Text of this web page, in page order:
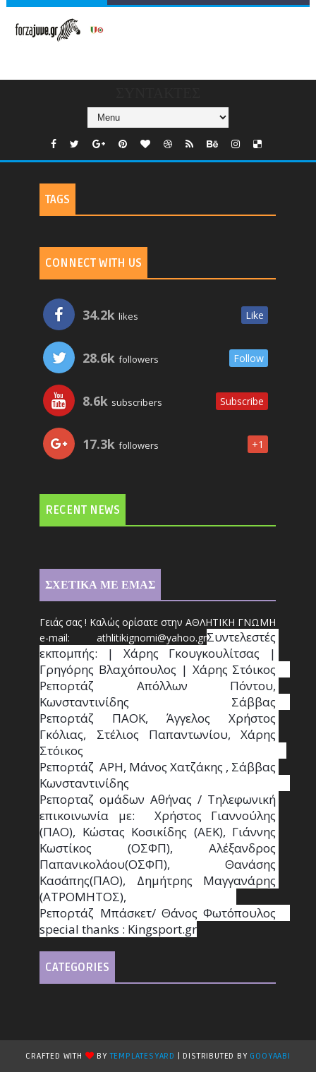
TAGS
CONNECT WITH US
34.2k likes Like
28.6k followers Follow
8.6k subscribers Subscribe
17.3k followers +1
RECENT NEWS
ΣΧΕΤΙΚΑ ΜΕ ΕΜΑΣ
Γειάς σας ! Καλώς ορίσατε στην ΑΘΛΗΤΙΚΗ ΓΝΩΜΗ
e-mail: athlitikignomi@yahoo.grΣυντελεστές
εκπομπής: | Χάρης Γκουγκουλίτσας |
Γρηγόρης Βλαχόπουλος | Χάρης Στόικος
Ρεπορτάζ Απόλλων Πόντου,
Κωνσταντινίδης   Σάββας
Ρεπορτάζ ΠΑΟΚ, Άγγελος Χρήστος
Γκόλιας, Στέλιος Παπαντωνίου, Χάρης
Στόικος
Ρεπορτάζ  ΑΡΗ, Μάνος Χατζάκης , Σάββας
Κωνσταντινίδης
Ρεπορταζ ομάδων Αθήνας / Τηλεφωνική
επικοινωνία με:  Χρήστος Γιαννούλης
(ΠΑΟ), Κώστας Κοσικίδης (ΑΕΚ), Γιάννης
Κωστίκος (ΟΣΦΠ), Αλέξανδρος
Παπανικολάου(ΟΣΦΠ), Θανάσης
Κασάπης(ΠΑΟ), Δημήτρης Μαγγανάρης
(ΑΤΡΟΜΗΤΟΣ),
Ρεπορτάζ Μπάσκετ/ Θάνος Φωτόπουλος
special thanks : Κingsport.gr
CATEGORIES
CRAFTED WITH BYTEMPLATESYARD | DISTRIBUTED BY GOOYAABI